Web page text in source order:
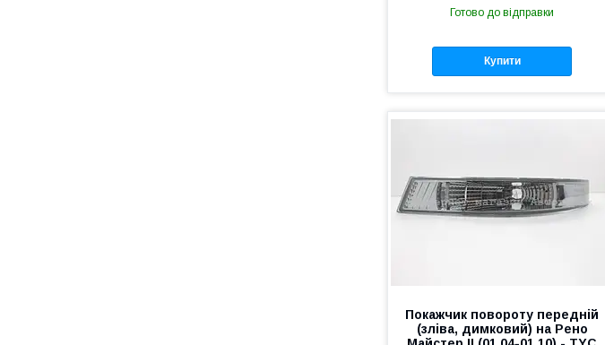
Готово до відправки
Купити
Покажчик повороту передній
(зліва, димковий) на Рено